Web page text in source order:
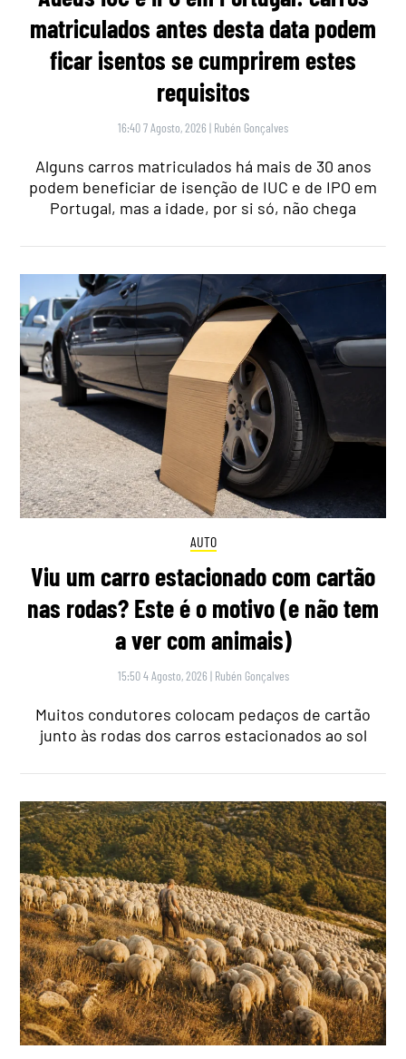
matriculados antes desta data podem
ficar isentos se cumprirem estes
requisitos
16:40 7 Agosto, 2026 | Rubén Gonçalves
Alguns carros matriculados há mais de 30 anos
podem beneficiar de isenção de IUC e de IPO em
Portugal, mas a idade, por si só, não chega
AUTO
Viu um carro estacionado com cartão
nas rodas? Este é o motivo (e não tem
a ver com animais)
15:50 4 Agosto, 2026 | Rubén Gonçalves
Muitos condutores colocam pedaços de cartão
junto às rodas dos carros estacionados ao sol